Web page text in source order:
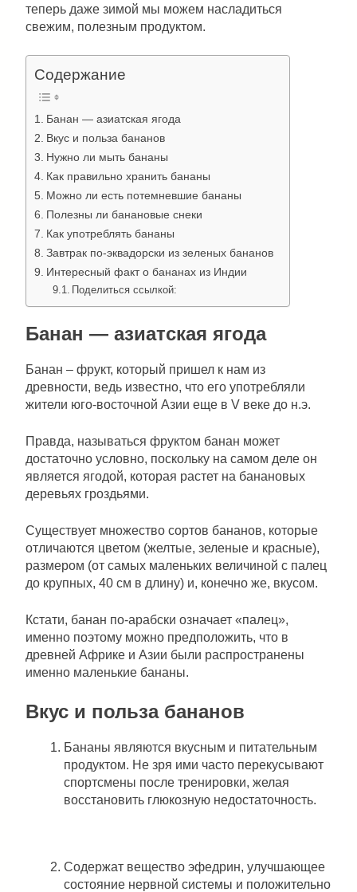
теперь даже зимой мы можем насладиться
свежим, полезным продуктом.
Содержание
Банан — азиатская ягода
Вкус и польза бананов
Нужно ли мыть бананы
Как правильно хранить бананы
Можно ли есть потемневшие бананы
Полезны ли банановые снеки
Как употреблять бананы
Завтрак по-эквадорски из зеленых бананов
Интересный факт о бананах из Индии
Поделиться ссылкой:
Банан — азиатская ягода
Банан – фрукт, который пришел к нам из
древности, ведь известно, что его употребляли
жители юго-восточной Азии еще в V веке до н.э.
Правда, называться фруктом банан может
достаточно условно, поскольку на самом деле он
является ягодой, которая растет на банановых
деревьях гроздьями.
Существует множество сортов бананов, которые
отличаются цветом (желтые, зеленые и красные),
размером (от самых маленьких величиной с палец
до крупных, 40 см в длину) и, конечно же, вкусом.
Кстати, банан по-арабски означает «палец»,
именно поэтому можно предположить, что в
древней Африке и Азии были распространены
именно маленькие бананы.
Вкус и польза бананов
Бананы являются вкусным и питательным
продуктом. Не зря ими часто перекусывают
спортсмены после тренировки, желая
восстановить глюкозную недостаточность.
Содержат вещество эфедрин, улучшающее
состояние нервной системы и положительно